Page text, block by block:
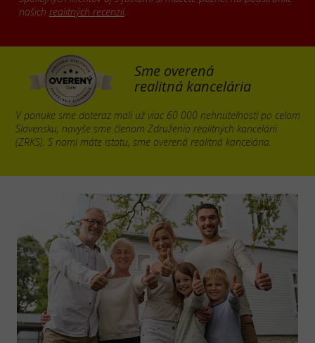
našich realitných recenzií.
Sme overená
realitná kancelária
V ponuke sme doteraz mali už viac 60 000 nehnuteľností po celom
Slovensku, navyše sme členom Združenia realitných kancelárii
(ZRKS). S nami máte istotu, sme overená realitná kancelária.